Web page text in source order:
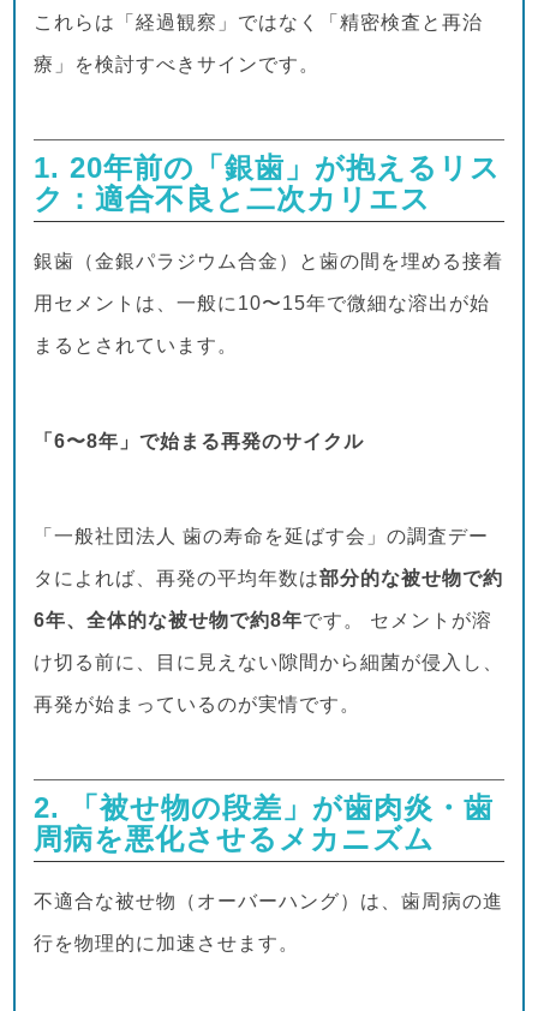
これらは「経過観察」ではなく「精密検査と再治
療」を検討すべきサインです。
1. 20年前の「銀歯」が抱えるリス
ク：適合不良と二次カリエス
銀歯（金銀パラジウム合金）と歯の間を埋める接着
用セメントは、一般に10〜15年で微細な溶出が始
まるとされています。
「6〜8年」で始まる再発のサイクル
「一般社団法人 歯の寿命を延ばす会」の調査デー
タによれば、再発の平均年数は部分的な被せ物で約
6年、全体的な被せ物で約8年です。 セメントが溶
け切る前に、目に見えない隙間から細菌が侵入し、
再発が始まっているのが実情です。
2. 「被せ物の段差」が歯肉炎・歯
周病を悪化させるメカニズム
不適合な被せ物（オーバーハング）は、歯周病の進
行を物理的に加速させます。